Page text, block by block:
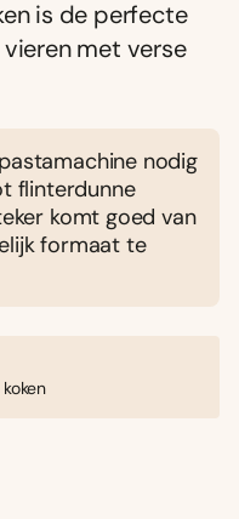
is de perfecte
met verse
nodig
flinterdunne
komt goed van
formaat te